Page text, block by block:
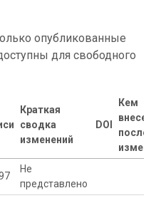
опубликованные
для свободного
Краткая
сводка
изменений
DOI
Кем
внесены
Не
представлено